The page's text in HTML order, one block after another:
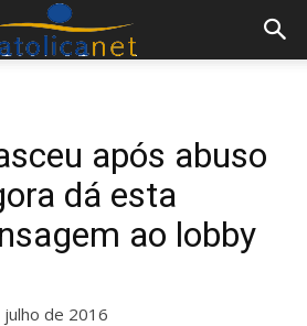
após abuso
dá esta
ao lobby
de 2016